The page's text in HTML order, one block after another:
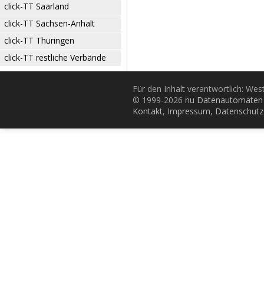
click-TT Saarland
click-TT Sachsen-Anhalt
click-TT Thüringen
click-TT restliche Verbände
Für den Inhalt verantwortlich:
© 1999-2026 nu
Kontakt, Impressum, Datenschutz